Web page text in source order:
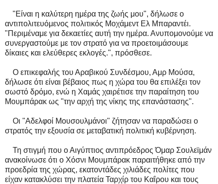
"Είναι η καλύτερη ημέρα της ζωής μου", δήλωσε ο
αντιπολιτευόμενος πολιτικός Μοχάμεντ Ελ Μπαραντέι.
"Περιμέναμε για δεκαετίες αυτή την ημέρα. Ανυπομονούμε να
συνεργαστούμε με τον στρατό για να προετοιμάσουμε
δίκαιες και ελεύθερες εκλογές.", πρόσθεσε.
Ο επικεφαλής του Αραβικού Συνδέσμου, Αμρ Μούσα,
δήλωσε ότι είναι βέβαιος πως η χώρα του θα επιλέξει τον
σωστό δρόμο, ενώ η Χαμάς χαιρέτισε την παραίτηση του
Μουμπάρακ ως "την αρχή της νίκης της επανάστασης".
Οι "Αδελφοί Μουσουλμάνοι" ζήτησαν να παραδώσει ο
στρατός την εξουσία σε μεταβατική πολιτική κυβέρνηση.
Τη στιγμή που ο Αιγύπτιος αντιπρόεδρος Όμαρ Σουλεϊμάν
ανακοίνωσε ότι ο Χόσνι Μουμπάρακ παραιτήθηκε από την
προεδρία της χώρας, εκατοντάδες χιλιάδες πολίτες που
είχαν κατακλύσει την πλατεία Ταρχίρ του Καΐρου και τους